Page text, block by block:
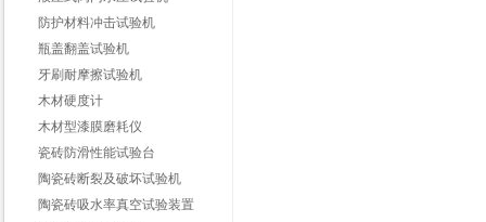
防护材料冲击试验机
瓶盖翻盖试验机
牙刷耐摩擦试验机
木材硬度计
木材型漆膜磨耗仪
瓷砖防滑性能试验台
陶瓷砖断裂及破坏试验机
陶瓷砖吸水率真空试验装置